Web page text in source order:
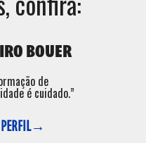
BOUER
de
é cuidado.”
PERFIL→